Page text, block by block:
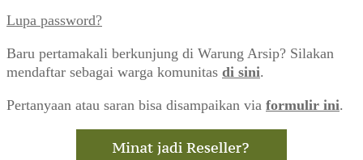
Lupa password?
Baru pertamakali berkunjung di Warung Arsip? Silakan
mendaftar sebagai warga komunitas di sini.
Pertanyaan atau saran bisa disampaikan via formulir ini.